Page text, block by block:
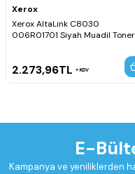
Xerox
Xerox AltaLink C8030
006R01701 Siyah Muadil Toner
2.273,96TL KDV
E-
Kampanya ve yeniliklerden